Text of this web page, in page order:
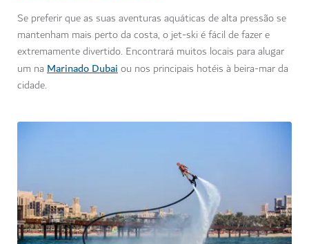
Se preferir que as suas aventuras aquáticas de alta pressão se
mantenham mais perto da costa, o jet-ski é fácil de fazer e
extremamente divertido. Encontrará muitos locais para alugar
um na Marinado Dubaiou nos principais hotéis à beira-mar da
cidade.